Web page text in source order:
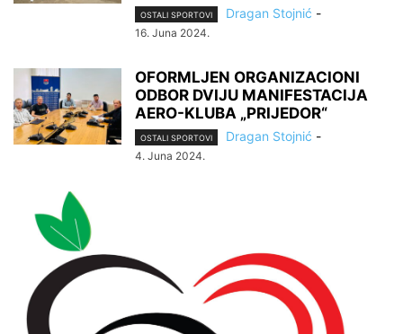
OSTALI SPORTOVI Dragan Stojnić -
16. Juna 2024.
OFORMLJEN ORGANIZACIONI
ODBOR DVIJU MANIFESTACIJA
AERO-KLUBA „PRIJEDOR“
OSTALI SPORTOVI Dragan Stojnić -
4. Juna 2024.